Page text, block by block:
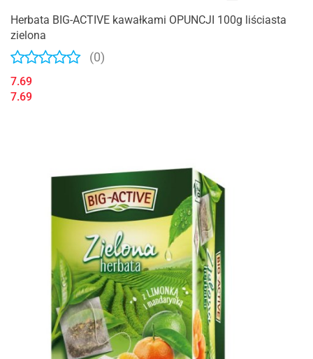
Herbata BIG-ACTIVE kawałkami OPUNCJI 100g liściasta
zielona
(0)
7.69
7.69